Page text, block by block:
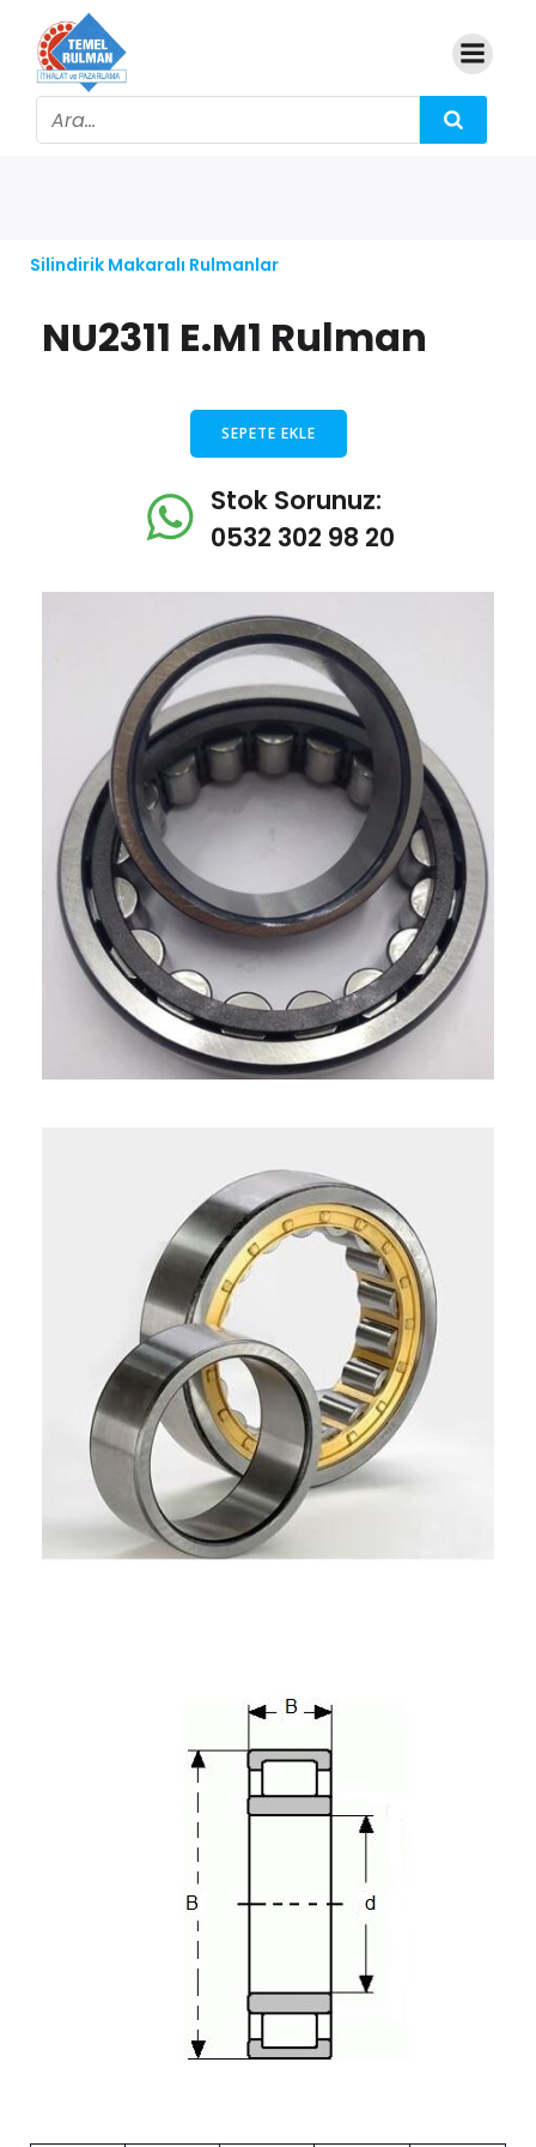
Silindirik Makaralı Rulmanlar
NU2311 E.M1 Rulman
SEPETE EKLE
Stok Sorunuz:
0532 302 98 20